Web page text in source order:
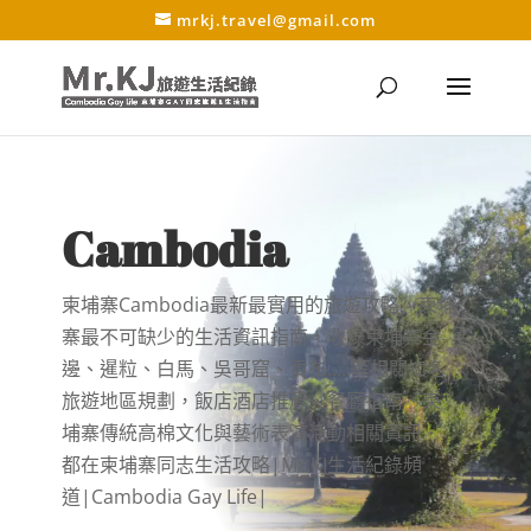
mrkj.travel@gmail.com
Cambodia
柬埔寨Cambodia最新最實用的旅遊攻略，柬埔
寨最不可缺少的生活資訊指南，收錄柬埔寨金
邊、暹粒、白馬、吳哥窟、貢布…..等相關知名
旅遊地區規劃，飯店酒店推薦、餐廳指南、柬
埔寨傳統高棉文化與藝術表演活動相關資訊．
都在柬埔寨同志生活攻略|Mr.KJ生活紀錄頻
道|Cambodia Gay Life|